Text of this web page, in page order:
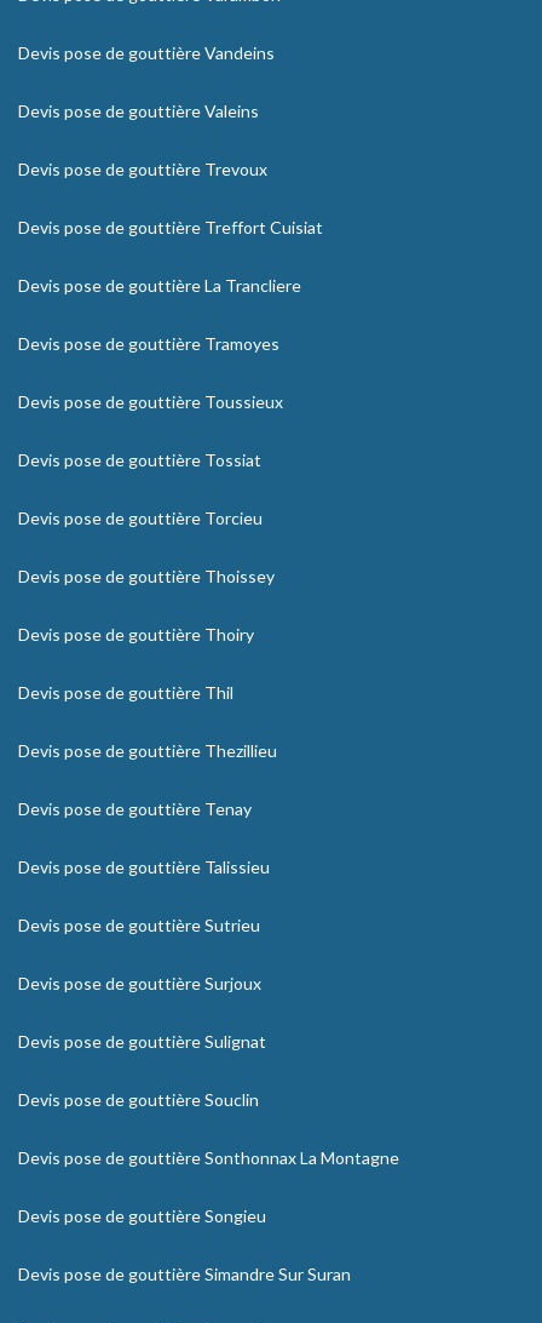
Devis pose de gouttière Vandeins
Devis pose de gouttière Valeins
Devis pose de gouttière Trevoux
Devis pose de gouttière Treffort Cuisiat
Devis pose de gouttière La Trancliere
Devis pose de gouttière Tramoyes
Devis pose de gouttière Toussieux
Devis pose de gouttière Tossiat
Devis pose de gouttière Torcieu
Devis pose de gouttière Thoissey
Devis pose de gouttière Thoiry
Devis pose de gouttière Thil
Devis pose de gouttière Thezillieu
Devis pose de gouttière Tenay
Devis pose de gouttière Talissieu
Devis pose de gouttière Sutrieu
Devis pose de gouttière Surjoux
Devis pose de gouttière Sulignat
Devis pose de gouttière Souclin
Devis pose de gouttière Sonthonnax La Montagne
Devis pose de gouttière Songieu
Devis pose de gouttière Simandre Sur Suran